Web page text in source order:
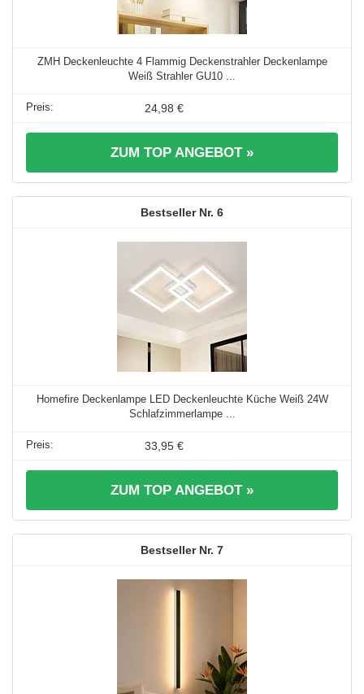
ZMH Deckenleuchte 4 Flammig Deckenstrahler Deckenlampe
Weiß Strahler GU10 ...
24,98 €
ZUM TOP ANGEBOT »
6
Homefire Deckenlampe LED Deckenleuchte Küche Weiß 24W
Schlafzimmerlampe ...
33,95 €
ZUM TOP ANGEBOT »
7